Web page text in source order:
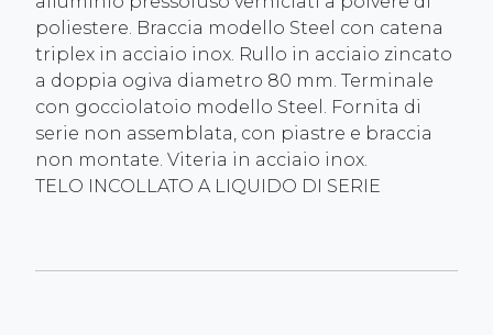
poliestere. Braccia modello Steel con catena
triplex in acciaio inox. Rullo in acciaio zincato
a doppia ogiva diametro 80 mm. Terminale
con gocciolatoio modello Steel. Fornita di
serie non assemblata, con piastre e braccia
non montate. Viteria in acciaio inox.
TELO INCOLLATO A LIQUIDO DI SERIE